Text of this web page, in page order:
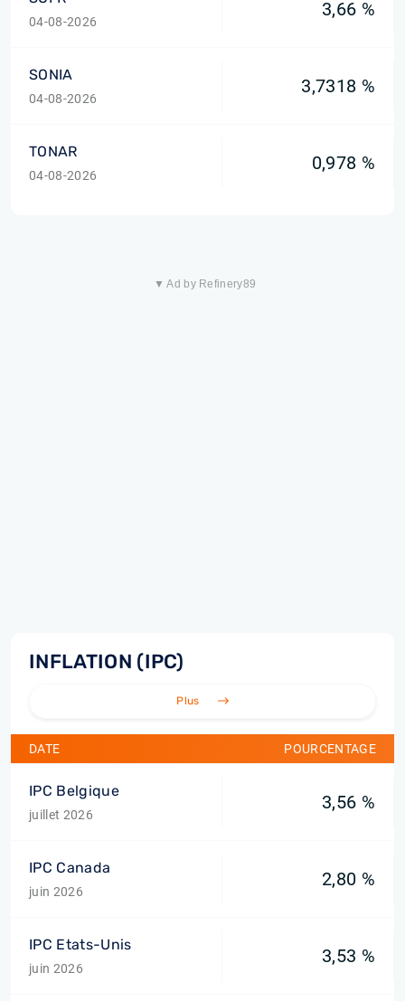
04-08-2026
3,66 %
SONIA
04-08-2026
3,7318 %
TONAR
04-08-2026
0,978 %
▼ Ad by Refinery89
INFLATION (IPC)
Plus
DATE POURCENTAGE
IPC Belgique
juillet 2026
3,56 %
IPC Canada
juin 2026
2,80 %
IPC Etats-Unis
juin 2026
3,53 %